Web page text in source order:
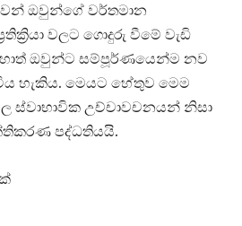
ඔවුන්ගේ වර්තමාන
වලට ගොදුරු වීමේ වැඩි
ඔවුන්ට සම්පූර්ණයෙන්ම නව
හැකිය. මෙයට හේතුව මෙම
ස්වාභාවික උච්චාවචනයන් නිසා
පද්ධතියයි.